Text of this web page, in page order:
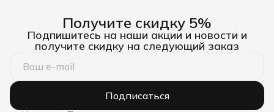
Получите скидку 5%
Подпишитесь на наши акции и новости и
получите скидку на следующий заказ
Подписаться